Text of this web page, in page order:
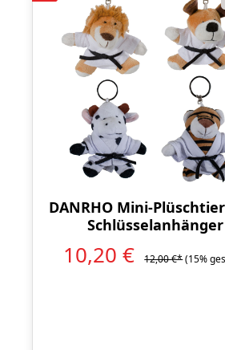
DANRHO Mini-
Schlüsselanhänger
10,20 € 12,00 €*(15%